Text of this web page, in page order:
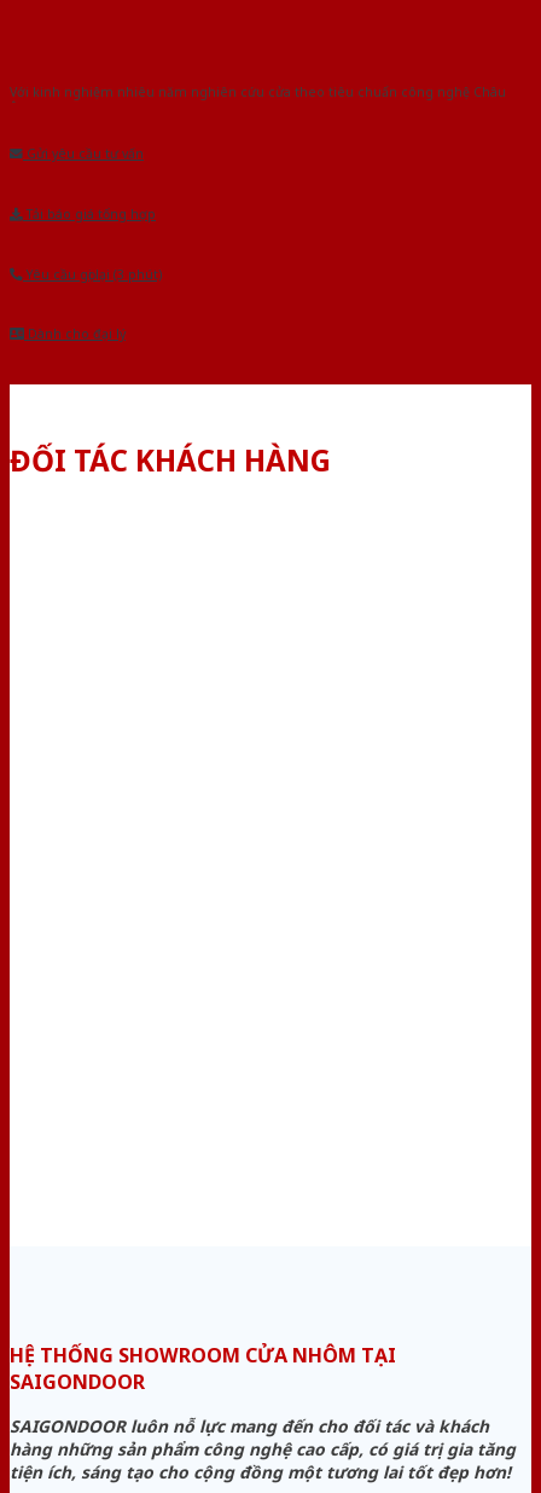
Với kinh nghiệm nhiêu năm nghiên cứu cửa theo tiêu chuẩn công nghệ Châu
Gửi yêu cầu tư vấn
Tải báo giá tổng hợp
Yêu cầu gọi lại (3 phút)
Dành cho đại lý
ĐỐI TÁC KHÁCH HÀNG
HỆ THỐNG SHOWROOM CỬA NHÔM TẠI
SAIGONDOOR
SAIGONDOOR luôn nỗ lực mang đến cho đối tác và khách
hàng những sản phẩm công nghệ cao cấp, có giá trị gia tăng
tiện ích, sáng tạo cho cộng đồng một tương lai tốt đẹp hơn!